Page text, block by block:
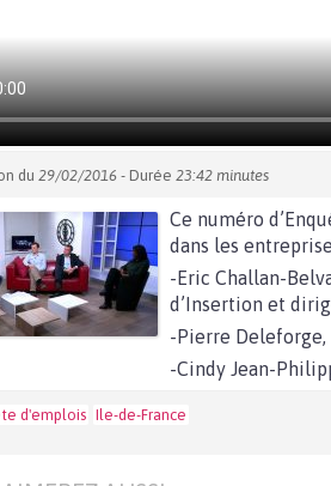
du 29/02/2016 - Durée 23:42 minutes
Ce numéro
dans les
-Eric Challan-
d’Insertion et
-Pierre Deleforge,
-Cindy Jean-
d'emplois Ile-de-France